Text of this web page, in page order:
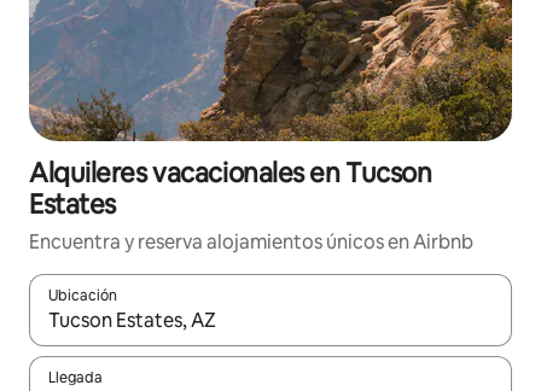
Alquileres vacacionales en Tucson
Estates
Encuentra y reserva alojamientos únicos en Airbnb
Ubicación
Cuando los resultados estén disponibles, navega con las
Llegada